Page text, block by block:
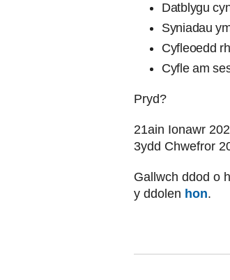
Datblygu
Syniadau
Cyfleoedd
Cyfle am
Pryd?
21ain Ionawr
3ydd Chwefror
Gallwch ddod o
y ddolen hon.